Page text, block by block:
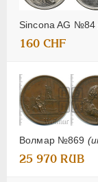
Sincona AG №84
160 CHF
Волмар №869
25 970 RUB